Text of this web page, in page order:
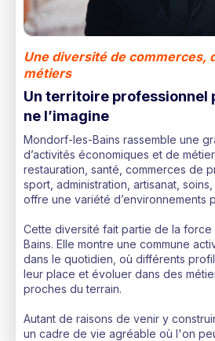
Une diversité de commerces,
métiers
Un territoire professionnel
ne l’imagine
Mondorf-les-Bains rassemble une
d’activités économiques et de
restauration, santé, commerces de
sport, administration, artisanat,
offre une variété d’environnements
Cette diversité fait partie de la
Bains. Elle montre une commune
dans le quotidien, où différents
leur place et évoluer dans des
proches du terrain.
Autant de raisons de venir y
un cadre de vie agréable où l'on